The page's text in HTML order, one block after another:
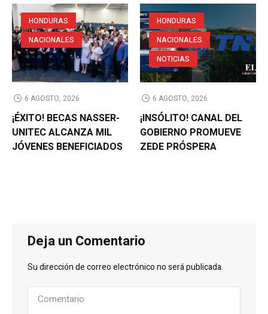
HONDURAS
NACIONALES
6 AGOSTO, 2026
¡ÉXITO! BECAS NASSER-
UNITEC ALCANZA MIL
JÓVENES BENEFICIADOS
HONDURAS
NACIONALES
NOTICIAS
6 AGOSTO, 2026
¡INSÓLITO! CANAL DEL
GOBIERNO PROMUEVE
ZEDE PRÓSPERA
Deja un Comentario
Su dirección de correo electrónico no será publicada.